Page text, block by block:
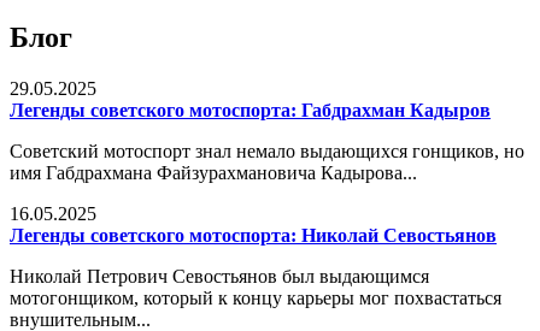
Блог
29.05.2025
Легенды советского мотоспорта: Габдрахман Кадыров
Советский мотоспорт знал немало выдающихся гонщиков, но
имя Габдрахмана Файзурахмановича Кадырова...
16.05.2025
Легенды советского мотоспорта: Николай Севостьянов
Николай Петрович Севостьянов был выдающимся
мотогонщиком, который к концу карьеры мог похвастаться
внушительным...